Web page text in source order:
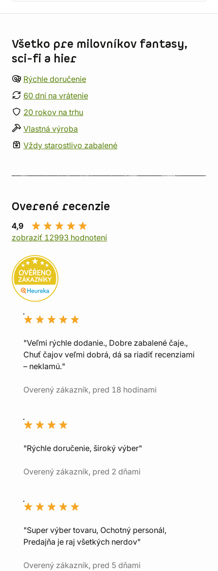
Všetko pre milovníkov fantasy,
sci-fi a hier
Rýchle doručenie
60 dní na vrátenie
20 rokov na trhu
Vlastná výroba
Vždy starostlivo zabalené
Overené recenzie
4,9
zobraziť 12993 hodnotení
"Veľmi rýchle dodanie., Dobre zabalené čaje.,
Chuť čajov veľmi dobrá, dá sa riadiť recenziami
– neklamú."
Overený zákazník, pred 18 hodinami
"Rýchle doručenie, široký výber"
Overený zákazník, pred 2 dňami
"Super výber tovaru, Ochotný personál,
Predajňa je raj všetkých nerdov"
Overený zákazník, pred 5 dňami